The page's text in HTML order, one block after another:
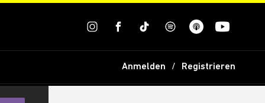
Anmelden Registrieren